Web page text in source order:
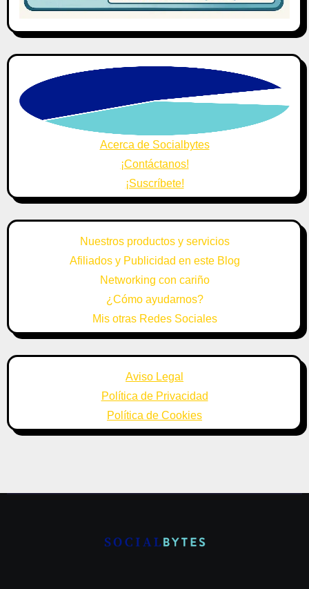
Acerca de Socialbytes
¡Contáctanos!
¡Suscríbete!
Nuestros productos y servicios
Afiliados y Publicidad en este Blog
Networking con cariño
¿Cómo ayudarnos?
Mis otras Redes Sociales
Aviso Legal
Política de Privacidad
Política de Cookies